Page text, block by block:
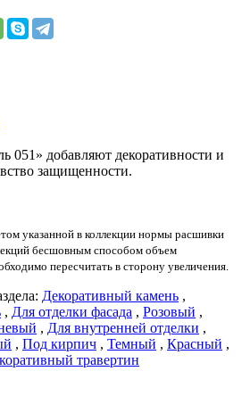
051» добавляют декоративности и
защищенности.
указанной в коллекции нормы расшивки
бесшовным способом объем
пересчитать в сторону увеличения.
Декоративный камень ,
, Для отделки фасада , Розовый ,
, Для внутренней отделки ,
, Под кирпич , Темный , Красный ,
травертин